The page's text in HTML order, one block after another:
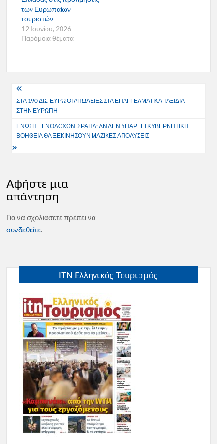
των Ευρωπαίων
τουριστών
12 Ιουνίου, 2026
Παρόμοια θέματα
Πλοήγηση
άρθρων
ΣΤΑ 190 ΔΙΣ. ΕΥΡΩ ΟΙ ΑΠΩΛΕΙΕΣ ΣΤΑ ΕΠΑΓΓΕΛΜΑΤΙΚΑ ΤΑΞΙΔΙΑ
ΣΤΗΝ ΕΥΡΩΠΗ
ΕΝΩΣΗ ΞΕΝΟΔΟΧΩΝ ΙΣΡΑΗΛ: AΝ ΔΕΝ ΥΠΑΡΞΕΙ ΚΥΒΕΡΝΗΤΙΚΗ
ΒΟΗΘΕΙΑ ΘΑ ΞΕΚΙΝΗΣΟΥΝ ΜΑΖΙΚΕΣ ΑΠΟΛΥΣΕΙΣ
Αφήστε μια
απάντηση
Για να σχολιάσετε πρέπει να
συνδεθείτε.
ITN Ελληνικός Τουρισμός